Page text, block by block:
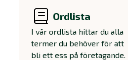
Ordlista
I vår ordlista hittar du alla
termer du behöver för att
bli ett ess på företagande.